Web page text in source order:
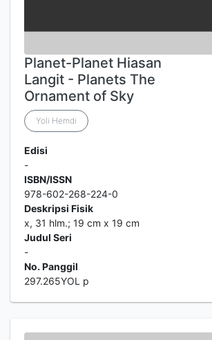
Planet-Planet Hiasan
Langit - Planets The
Ornament of Sky
Yoli Hemdi
Edisi
-
ISBN/ISSN
978-602-268-224-0
Deskripsi Fisik
x, 31 hlm.; 19 cm x 19 cm
Judul Seri
-
No. Panggil
297.265YOL p